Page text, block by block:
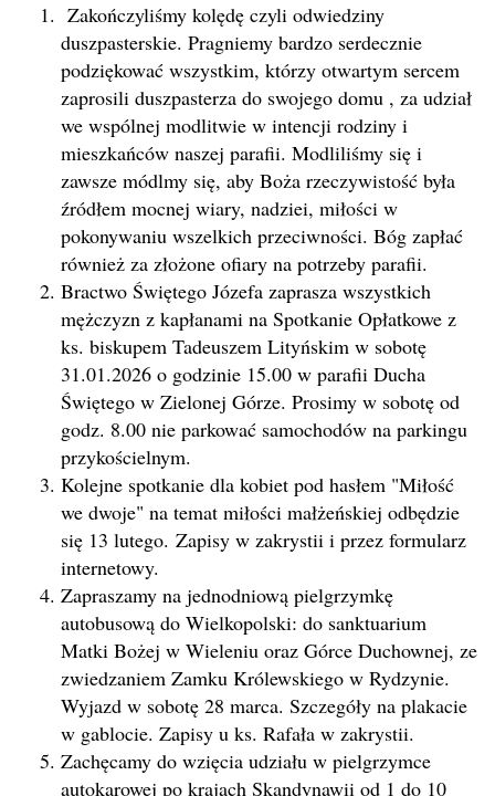
Zakończyliśmy kolędę czyli odwiedziny
duszpasterskie. Pragniemy bardzo serdecznie
podziękować wszystkim, którzy otwartym sercem
zaprosili duszpasterza do swojego domu , za udział
we wspólnej modlitwie w intencji rodziny i
mieszkańców naszej parafii. Modliliśmy się i
zawsze módlmy się, aby Boża rzeczywistość była
źródłem mocnej wiary, nadziei, miłości w
pokonywaniu wszelkich przeciwności. Bóg zapłać
również za złożone ofiary na potrzeby parafii.
Bractwo Świętego Józefa zaprasza wszystkich
mężczyzn z kapłanami na Spotkanie Opłatkowe z
ks. biskupem Tadeuszem Lityńskim w sobotę
31.01.2026 o godzinie 15.00 w parafii Ducha
Świętego w Zielonej Górze. Prosimy w sobotę od
godz. 8.00 nie parkować samochodów na parkingu
przykościelnym.
Kolejne spotkanie dla kobiet pod hasłem "Miłość
we dwoje" na temat miłości małżeńskiej odbędzie
się 13 lutego. Zapisy w zakrystii i przez formularz
internetowy.
Zapraszamy na jednodniową pielgrzymkę
autobusową do Wielkopolski: do sanktuarium
Matki Bożej w Wieleniu oraz Górce Duchownej, ze
zwiedzaniem Zamku Królewskiego w Rydzynie.
Wyjazd w sobotę 28 marca. Szczegóły na plakacie
w gablocie. Zapisy u ks. Rafała w zakrystii.
Zachęcamy do wzięcia udziału w pielgrzymce
autokarowej po krajach Skandynawii od 1 do 10